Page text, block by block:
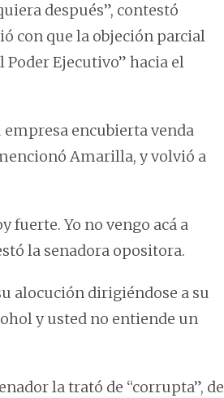
después”, contestó
con que la objeción parcial
Poder Ejecutivo” hacia el
empresa encubierta venda
Amarilla, y volvió a
fuerte. Yo no vengo acá a
la senadora opositora.
alocución dirigiéndose a su
y usted no entiende un
la trató de “corrupta”, de